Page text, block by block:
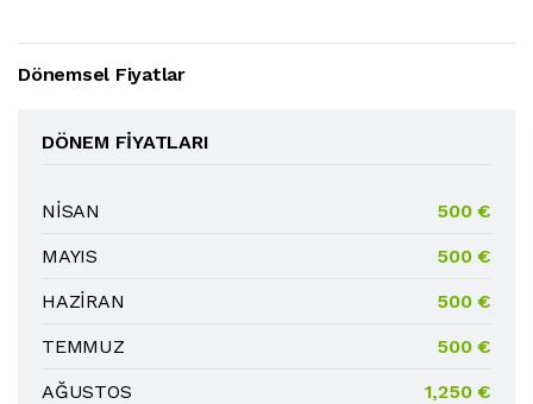
Dönemsel Fiyatlar
DÖNEM FIYATLARI
NİSAN
500 €
MAYIS
500 €
HAZİRAN
500 €
TEMMUZ
500 €
AĞUSTOS
1,250 €